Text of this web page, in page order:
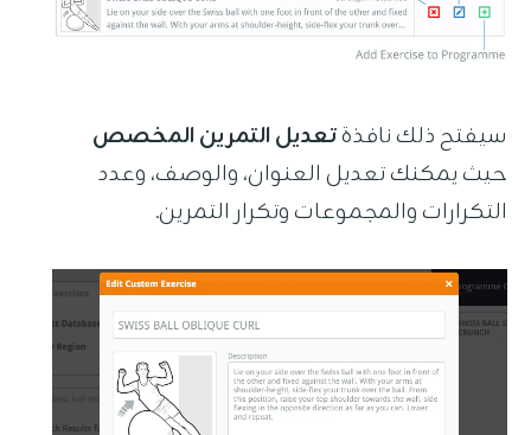
سيفتح ذلك نافذةتعديل التمرين المخصص
حيث يمكنك تعديل العنوان، والوصف، وعدد
التكرارات والمجموعات وتكرار التمرين.